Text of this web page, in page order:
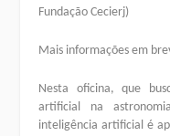
Fundação Cecierj)
Mais informações em
Nesta oficina, que
artificial na
inteligência artificial é